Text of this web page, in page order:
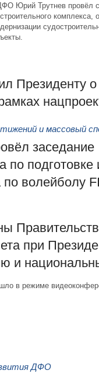
Юрий Трутнев провёл
комплекса,
Президенту
и массовый
заседание
по
волейболу
при
и
в режиме
ДФО